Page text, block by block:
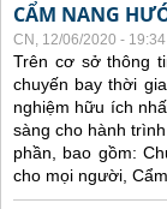
CẨM NANG
CN, 12/06/2020 - 19:34
Trên cơ sở thông
chuyến bay thời
nghiệm hữu ích
sàng cho hành
phần, bao gồm:
cho mọi người,